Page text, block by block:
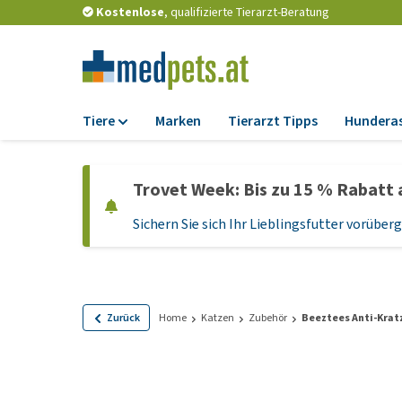
Kostenlose, qualifizierte Tierarzt-Beratung
Tiere
Trockenfutter
Nassfutter
Leckerlis
Marken Tierarzt Tipps
Trovet Week: Bis zu 15 %
Sichern Sie sich Ihr Lieblingsfutter
Zurück Home Katzen Zubehör Beeztees Anti-